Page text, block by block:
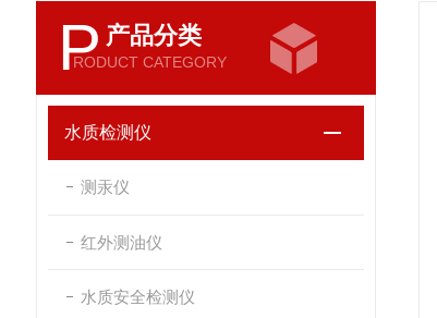
P 产品分类
RODUCT CATEGORY
水质检测仪
测汞仪
红外测油仪
水质安全检测仪